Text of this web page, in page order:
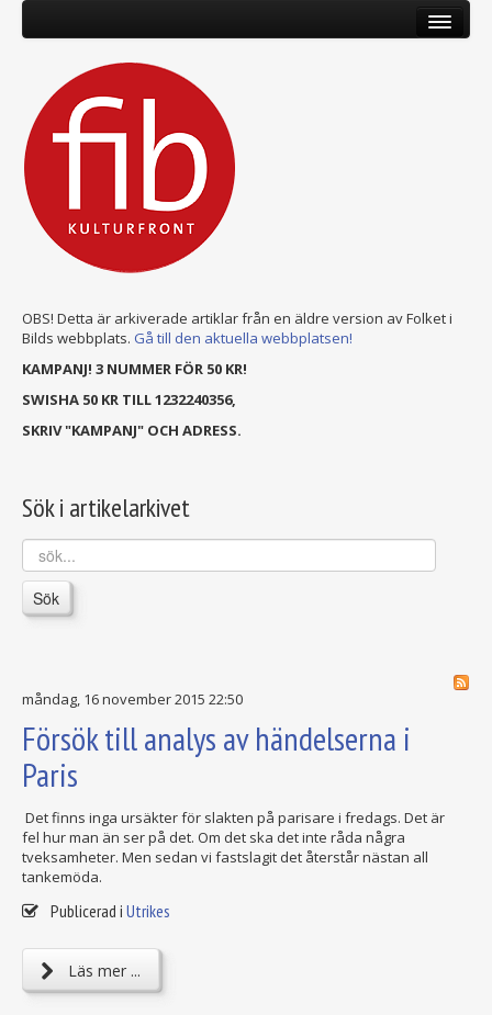
OBS! Detta är arkiverade artiklar från en äldre version av Folket i
Bilds webbplats. Gå till den aktuella webbplatsen!
KAMPANJ! 3 NUMMER FÖR 50 KR!
SWISHA 50 KR TILL 1232240356,
SKRIV "KAMPANJ" OCH ADRESS.
Sök i artikelarkivet
sök...
Sök
måndag, 16 november 2015 22:50
Försök till analys av händelserna i
Paris
Det finns inga ursäkter för slakten på parisare i fredags. Det är
fel hur man än ser på det. Om det ska det inte råda några
tveksamheter. Men sedan vi fastslagit det återstår nästan all
tankemöda.
Publicerad i Utrikes
Läs mer ...